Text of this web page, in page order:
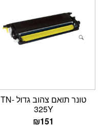
טונר תואם צהוב גדול TN-
325Y
₪151